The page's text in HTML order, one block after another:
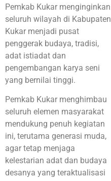
Pemkab Kukar menginginkan
seluruh wilayah di Kabupaten
Kukar menjadi pusat
penggerak budaya, tradisi,
adat istiadat dan
pengembangan karya seni
yang bernilai tinggi.
Pemkab Kukar menghimbau
seluruh elemen masyarakat
mendukung penuh kegiatan
ini, terutama generasi muda,
agar tetap menjaga
kelestarian adat dan budaya
desanya yang teraktualisasi